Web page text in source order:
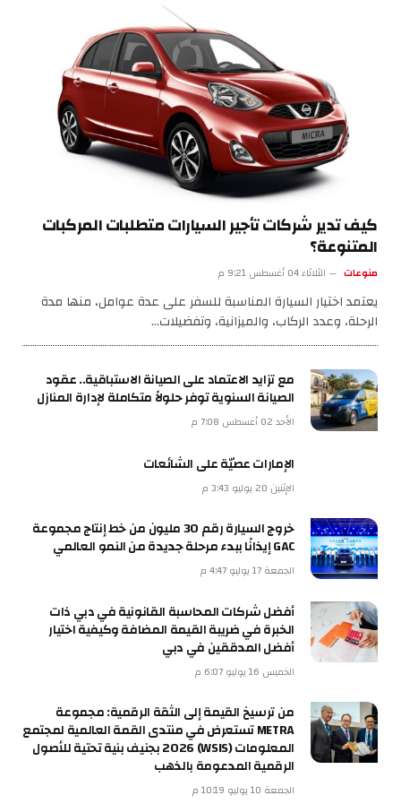
كيف تدير شركات تأجير السيارات متطلبات المركبات
المتنوعة؟
منوعات الثلاثاء 04 أغسطس 9:21 م
يعتمد اختيار السيارة المناسبة للسفر على عدة عوامل، منها مدة
الرحلة، وعدد الركاب، والميزانية، وتفضيلات…
مع تزايد الاعتماد على الصيانة الاستباقية.. عقود
الصيانة السنوية توفر حلولاً متكاملة لإدارة المنازل
الأحد 02 أغسطس 7:08 م
الإمارات عصيّة على الشائعات
الإثنين 20 يوليو 3:43 م
خروج السيارة رقم 30 مليون من خط إنتاج مجموعة
GAC إيذانًا ببدء مرحلة جديدة من النمو العالمي
الجمعة 17 يوليو 4:47 م
أفضل شركات المحاسبة القانونية في دبي ذات
الخبرة في ضريبة القيمة المضافة وكيفية اختيار
أفضل المدققين في دبي
الخميس 16 يوليو 6:07 م
من ترسيخ القيمة إلى الثقة الرقمية: مجموعة
METRA تستعرض في منتدى القمة العالمية لمجتمع
المعلومات (WSIS) 2026 بجنيف بنية تحتية للأصول
الرقمية المدعومة بالذهب
الجمعة 10 يوليو 10:19 م